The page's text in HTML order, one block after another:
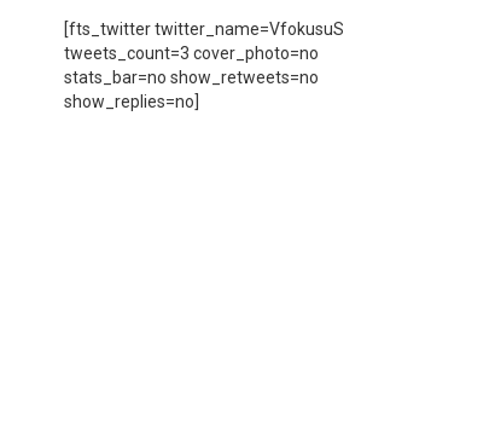
[fts_twitter twitter_name=VfokusuS
tweets_count=3 cover_photo=no
stats_bar=no show_retweets=no
show_replies=no]